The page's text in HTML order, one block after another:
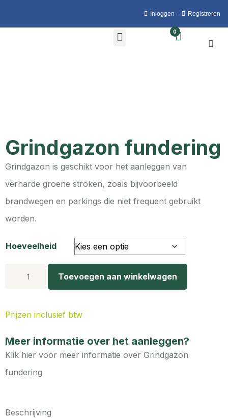
Inloggen - Registreren
0
Grindgazon fundering
Grindgazon is geschikt voor het aanleggen van
verharde groene stroken, zoals bijvoorbeeld
brandwegen en parkings die niet frequent gebruikt
worden.
Hoeveelheid
Toevoegen aan winkelwagen
Prijzen inclusief btw
Meer informatie over het aanleggen?
Klik hier voor meer informatie over Grindgazon
fundering
Beschrijving